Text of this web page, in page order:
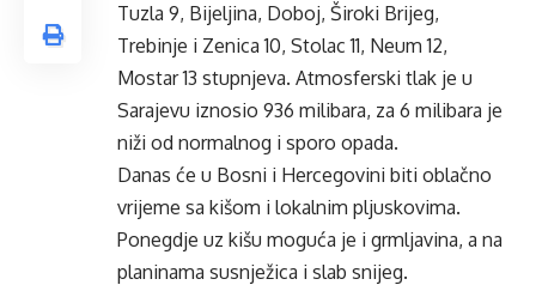
Tuzla 9, Bijeljina, Doboj, Široki Brijeg,
Trebinje i Zenica 10, Stolac 11, Neum 12,
Mostar 13 stupnjeva. Atmosferski tlak je u
Sarajevu iznosio 936 milibara, za 6 milibara je
niži od normalnog i sporo opada.
Danas će u Bosni i Hercegovini biti oblačno
vrijeme sa kišom i lokalnim pljuskovima.
Ponegdje uz kišu moguća je i grmljavina, a na
planinama susnježica i slab snijeg.